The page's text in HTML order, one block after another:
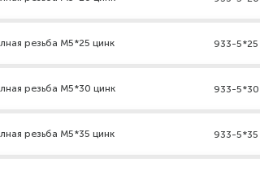
резьба М5*25 цинк 933-5*25
резьба М5*30 цинк 933-5*30
резьба М5*35 цинк 933-5*35